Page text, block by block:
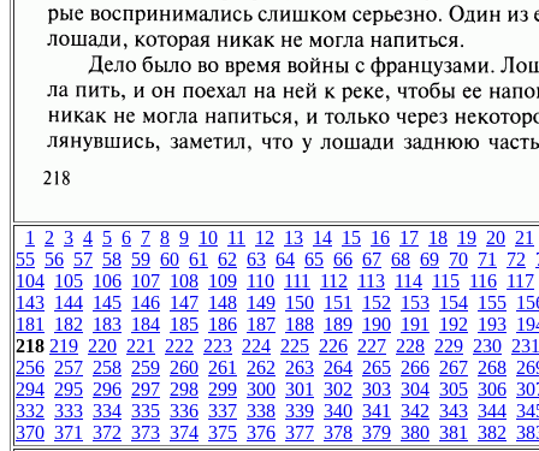
1 2 3 4 5 6 7 8 9 10 11 12 13 14 15 16 17 18 19 20 21
55 56 57 58 59 60 61 62 63 64 65 66 67 68 69 70 71 72
104 105 106 107 108 109 110 111 112 113 114 115 116 117
143 144 145 146 147 148 149 150 151 152 153 154 155
181 182 183 184 185 186 187 188 189 190 191 192 193
218 219 220 221 222 223 224 225 226 227 228 229 230 231
256 257 258 259 260 261 262 263 264 265 266 267 268
294 295 296 297 298 299 300 301 302 303 304 305 306
332 333 334 335 336 337 338 339 340 341 342 343 344
370 371 372 373 374 375 376 377 378 379 380 381 382